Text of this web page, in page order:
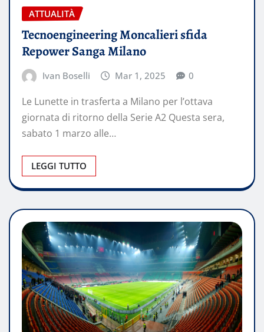
ATTUALITÀ
Tecnoengineering Moncalieri sfida
Repower Sanga Milano
Ivan Boselli Mar 1, 2025 0
Le Lunette in trasferta a Milano per l’ottava
giornata di ritorno della Serie A2 Questa sera,
sabato 1 marzo alle…
LEGGI TUTTO